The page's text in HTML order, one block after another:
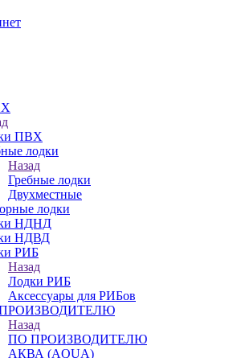
ПВХ
лодки
Назад
Гребные лодки
Двухместные
лодки
НДНД
НДВД
РИБ
Назад
Лодки РИБ
Аксессуары для РИБов
Назад
ПО ПРОИЗВОДИТЕЛЮ
АКВА (AQUA)